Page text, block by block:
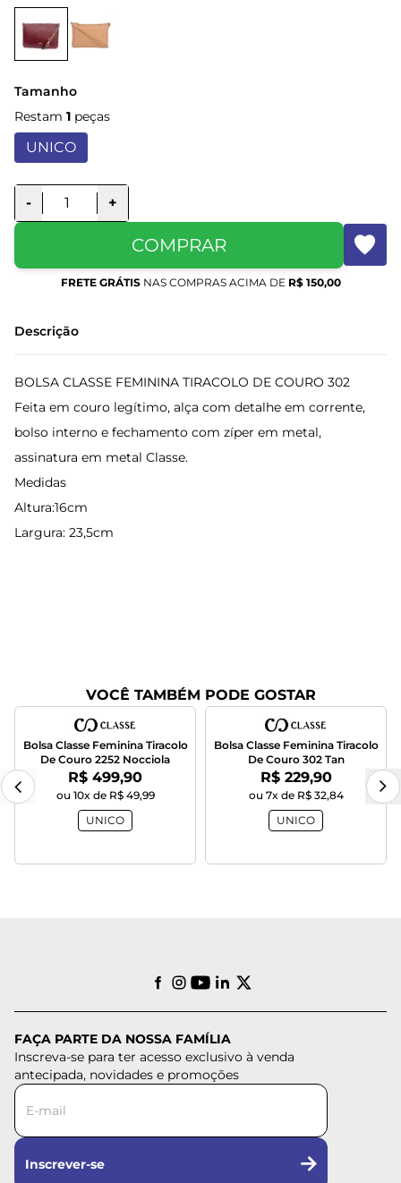
Tamanho
Restam 1 peças
UNICO
- +
COMPRAR
FRETE GRÁTISNAS COMPRAS ACIMA DE R$ 150,00
Descrição
BOLSA CLASSE FEMININA TIRACOLO DE COURO 302
Feita em couro legítimo, alça com detalhe em corrente,
bolso interno e fechamento com zíper em metal,
assinatura em metal Classe.
Medidas
Altura:16cm
Largura: 23,5cm
VOCÊ TAMBÉM PODE GOSTAR
Bolsa Classe Feminina Tiracolo
De Couro 2252 Nocciola
Por:
R$ 499,90
ou 10x de R$ 49,99
UNICO
Bolsa Classe Feminina Tiracolo
De Couro 302 Tan
Por:
R$ 229,90
ou 7x de R$ 32,84
UNICO
FAÇA PARTE DA NOSSA FAMÍLIA
Inscreva-se para ter acesso exclusivo à venda
antecipada, novidades e promoções
Inscrever-se